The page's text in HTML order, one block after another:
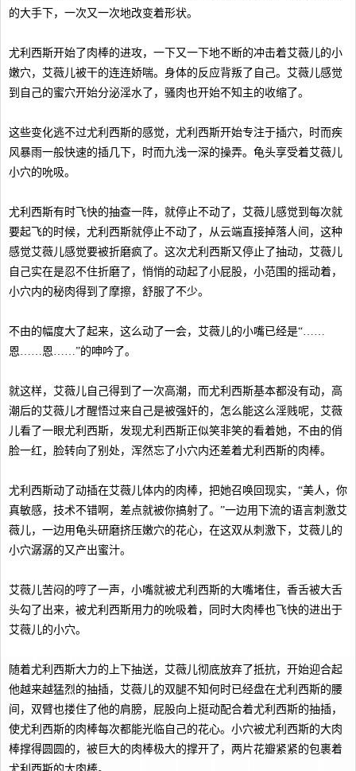
的大手下，一次又一次地改变着形状。
尤利西斯开始了肉棒的进攻，一下又一下地不断的冲击着艾薇儿的小
嫩穴，艾薇儿被干的连连娇喘。身体的反应背叛了自己。艾薇儿感觉
到自己的蜜穴开始分泌淫水了，骚肉也开始不知主的收缩了。
这些变化逃不过尤利西斯的感觉，尤利西斯开始专注于插穴，时而疾
风暴雨一般快速的插几下，时而九浅一深的操弄。龟头享受着艾薇儿
小穴的吮吸。
尤利西斯有时飞快的抽查一阵，就停止不动了，艾薇儿感觉到每次就
要起飞的时候，尤利西斯就停止不动了，从云端直接掉落人间，这种
感觉艾薇儿感觉要被折磨疯了。这次尤利西斯又停止了抽动，艾薇儿
自己实在是忍不住折磨了，悄悄的动起了小屁股，小范围的摇动着，
小穴内的秘肉得到了摩擦，舒服了不少。
不由的幅度大了起来，这么动了一会，艾薇儿的小嘴已经是“……
恩……恩……”的呻吟了。
就这样，艾薇儿自己得到了一次高潮，而尤利西斯基本都没有动，高
潮后的艾薇儿才醒悟过来自己是被强奸的，怎么能这么淫贱呢，艾薇
儿看了一眼尤利西斯，发现尤利西斯正似笑非笑的看着她，不由的俏
脸一红，脸转向了别处，浑然忘了小穴内还差着尤利西斯的肉棒。
尤利西斯动了动插在艾薇儿体内的肉棒，把她召唤回现实，“美人，你
真敏感，技术不错啊，差点就被你搞射了。”一边用下流的语言刺激艾
薇儿，一边用龟头研磨挤压嫩穴的花心，在这双从刺激下，艾薇儿的
小穴潺潺的又产出蜜汁。
艾薇儿苦闷的哼了一声，小嘴就被尤利西斯的大嘴堵住，香舌被大舌
头勾了出来，被尤利西斯用力的吮吸着，同时大肉棒也飞快的进出于
艾薇儿的小穴。
随着尤利西斯大力的上下抽送，艾薇儿彻底放弃了抵抗，开始迎合起
他越来越猛烈的抽插，艾薇儿的双腿不知何时已经盘在尤利西斯的腰
间，双臂也搂住了他的肩膀，屁股向上挺动配合着尤利西斯的抽插，
使尤利西斯的肉棒每次都能光临自己的花心。小穴被尤利西斯的大肉
棒撑得圆圆的，被巨大的肉棒极大的撑开了，两片花瓣紧紧的包裹着